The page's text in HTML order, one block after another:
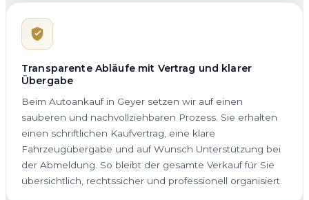
Transparente Abläufe mit Vertrag und klarer
Übergabe
Beim Autoankauf in Geyer setzen wir auf einen
sauberen und nachvollziehbaren Prozess. Sie erhalten
einen schriftlichen Kaufvertrag, eine klare
Fahrzeugübergabe und auf Wunsch Unterstützung bei
der Abmeldung. So bleibt der gesamte Verkauf für Sie
übersichtlich, rechtssicher und professionell organisiert.